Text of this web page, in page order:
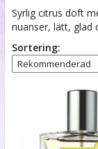
Syrlig citrus doft
nuanser, lätt, glad
Sortering: